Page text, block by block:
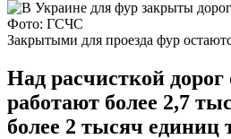
Фото: ГСЧС
Закрытыми для проезда фур
Над расчисткой дорог
работают более 2,7
более 2 тысяч единиц